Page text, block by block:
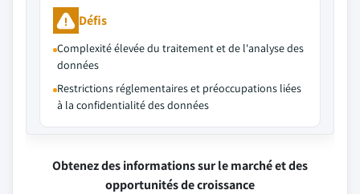
Défis
Complexité élevée du traitement et de l'analyse des
données
Restrictions réglementaires et préoccupations liées
à la confidentialité des données
Obtenez des informations sur le marché et des
opportunités de croissance